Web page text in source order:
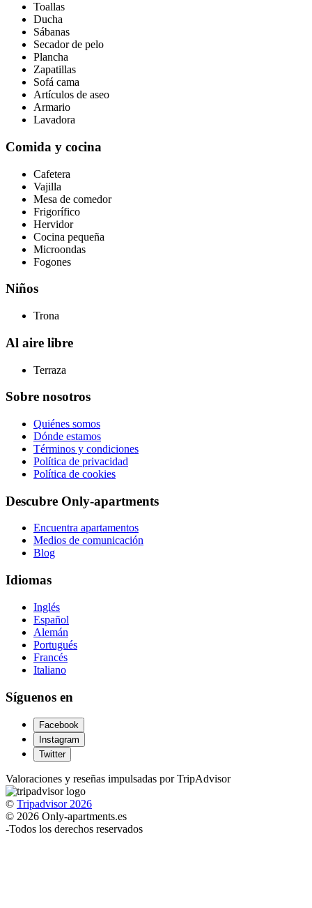
Toallas
Ducha
Sábanas
Secador de pelo
Plancha
Zapatillas
Sofá cama
Artículos de aseo
Armario
Lavadora
Comida y cocina
Cafetera
Vajilla
Mesa de comedor
Frigorífico
Hervidor
Cocina pequeña
Microondas
Fogones
Niños
Trona
Al aire libre
Terraza
Sobre nosotros
Quiénes somos
Dónde estamos
Términos y condiciones
Política de privacidad
Política de cookies
Descubre Only-apartments
Encuentra apartamentos
Medios de comunicación
Blog
Idiomas
Inglés
Español
Alemán
Portugués
Francés
Italiano
Síguenos en
Facebook
Instagram
Twitter
Valoraciones y reseñas impulsadas por TripAdvisor
© Tripadvisor 2026
© 2026 Only-apartments.es
-Todos los derechos reservados